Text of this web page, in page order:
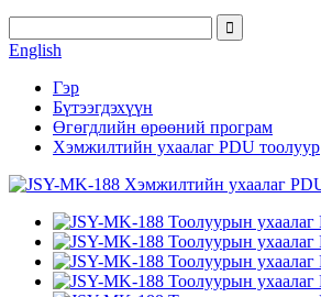
English
Гэр
Бүтээгдэхүүн
Өгөгдлийн өрөөний програм
Хэмжилтийн ухаалаг PDU тоолуур